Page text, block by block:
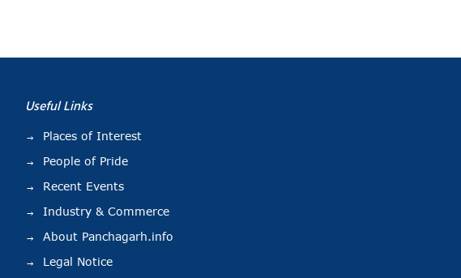
Useful Links
Places of Interest
People of Pride
Recent Events
Industry & Commerce
About Panchagarh.info
Legal Notice